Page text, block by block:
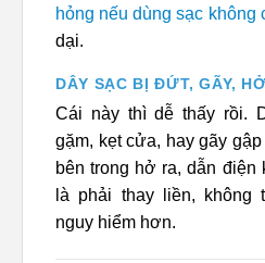
hỏng nếu dùng sạc không
dại.
DÂY SẠC BỊ ĐỨT, GÃY,
Cái này thì dễ thấy rồi.
gặm, kẹt cửa, hay gãy
bên trong hở ra, dẫn điện
là phải thay liền, không
nguy hiểm hơn.